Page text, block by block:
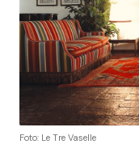
Foto: Le Tre Vaselle